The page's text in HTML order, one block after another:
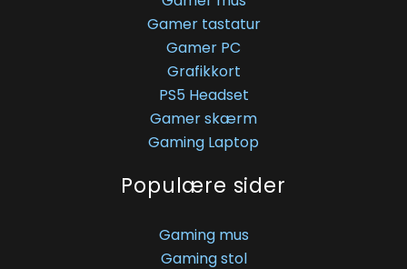
Gamer tastatur
Gamer PC
Grafikkort
PS5 Headset
Gamer skærm
Gaming Laptop
Populære sider
Gaming mus
Gaming stol